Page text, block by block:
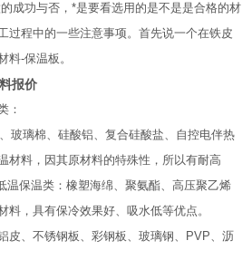
成功与否，*是要看选用的是不是是合格的材
过程中的一些注意事项。首先说一个在铁皮
料-保温板。
报价
：
玻璃棉、硅酸铝、复合硅酸盐、自控电伴热
材料，因其原材料的特殊性，所以有耐高
温保温类：橡塑海绵、聚氨酯、高压聚乙烯
料，具有保冷效果好、吸水低等优点。
皮、不锈钢板、彩钢板、玻璃钢、PVP、沥